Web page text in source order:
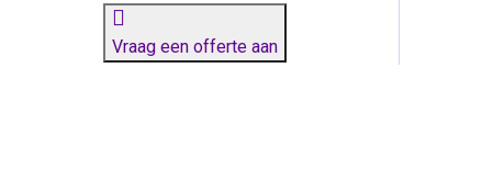
Vraag een offerte aan